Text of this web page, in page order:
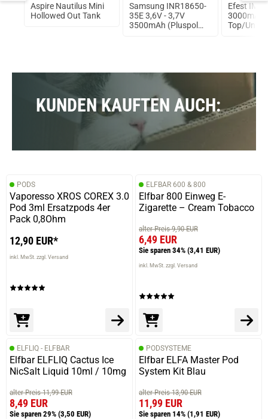
Aspire Nautilus Mini
Hollowed Out Tank
Samsung INR18650-
35E 3,6V - 3,7V
3500mAh (Pluspol
Efest IMR
Top/
KUNDEN KAUFTEN AUCH:
PODS
Vaporesso XROS COREX 3.0
Pod 3ml Ersatzpods 4er
Pack 0,8Ohm
12,90 EUR*
inkl. MwSt. zzgl. Versand
ELFBAR 600 & 800
Elfbar 800 Einweg E-
Zigarette – Cream Tobacco
alter Preis 9,90 EUR
6,49 EUR
Sie sparen 34% (3,41 EUR)
inkl. MwSt. zzgl. Versand
ELFLIQ - ELFBAR
Elfbar ELFLIQ Cactus Ice
NicSalt Liquid 10ml / 10mg
alter Preis 11,99 EUR
8,49 EUR
Sie sparen 29% (3,50 EUR)
PODSYSTEME
Elfbar ELFA Master Pod
System Kit Blau
alter Preis 13,90 EUR
11,99 EUR
Sie sparen 14% (1,91 EUR)